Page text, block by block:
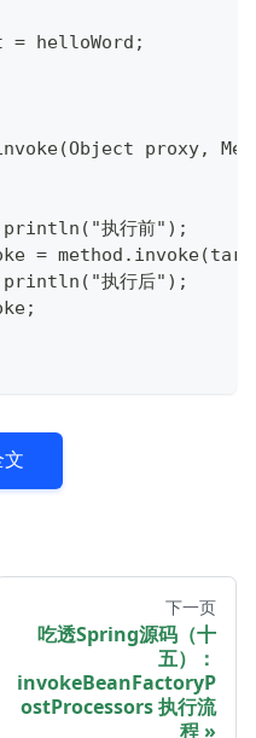
= helloWord;
proxy,
执行前");
=
执行后");
文
下一页
吃透Spring源码（十
五）：
invokeBeanFactoryP
ostProcessors 执行流
程